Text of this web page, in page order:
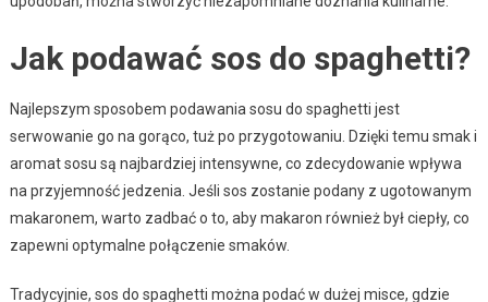
Jak podawać sos do spaghetti?
Najlepszym sposobem podawania sosu do spaghetti jest
serwowanie go na gorąco, tuż po przygotowaniu. Dzięki temu smak i
aromat sosu są najbardziej intensywne, co zdecydowanie wpływa
na przyjemność jedzenia. Jeśli sos zostanie podany z ugotowanym
makaronem, warto zadbać o to, aby makaron również był ciepły, co
zapewni optymalne połączenie smaków.
Tradycyjnie, sos do spaghetti można podać w dużej misce, gdzie